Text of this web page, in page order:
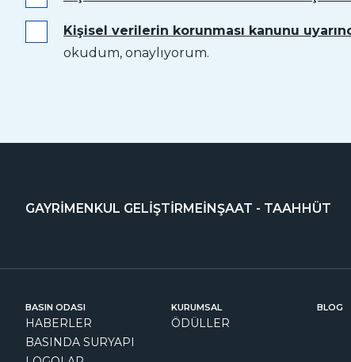
Kişisel verilerin korunması kanunu
okudum, onaylıyorum.
GAYRİMENKUL GELİŞTİRMEİNŞAAT - TAAHHÜT
BASIN ODASI
HABERLER
BASINDA SURYAPI
KURUMSAL
ÖDÜLLER
BLOG